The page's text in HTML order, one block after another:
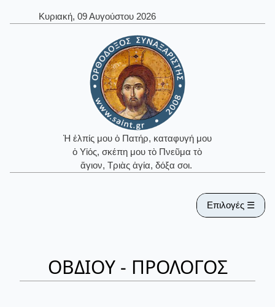
Κυριακή, 09 Αυγούστου 2026
Ἡ ἐλπίς μου ὁ Πατήρ, καταφυγή μου
ὁ Υἱός, σκέπη μου τὸ Πνεῦμα τὸ
ἅγιον, Τριὰς ἁγία, δόξα σοι.
Επιλογές ☰
ΟΒΔΙΟΥ - ΠΡΟΛΟΓΟΣ